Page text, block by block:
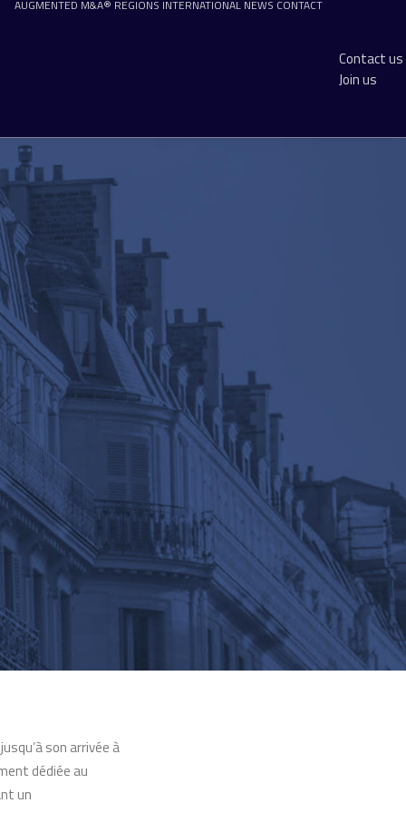
AUGMENTED M&A® REGIONS INTERNATIONAL NEWS CONTACT
Contact us
Join us
son arrivée à
dédiée au
un